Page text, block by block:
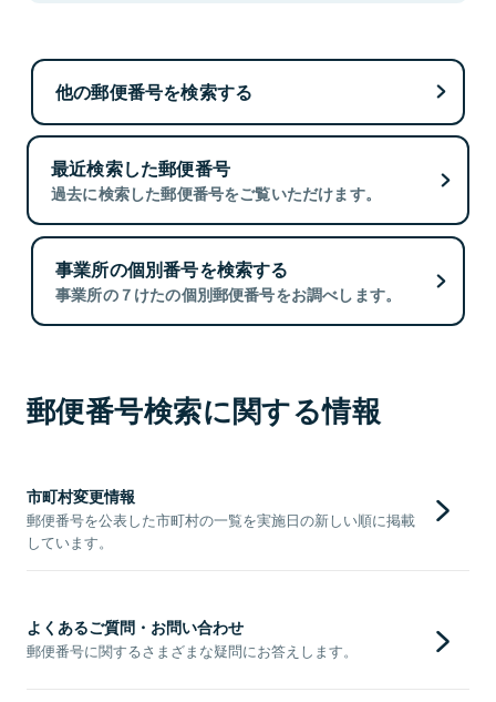
他の郵便番号を検索する
最近検索した郵便番号
過去に検索した郵便番号をご覧いただけます。
事業所の個別番号を検索する
事業所の７けたの個別郵便番号をお調べします。
郵便番号検索に関する情報
市町村変更情報
郵便番号を公表した市町村の一覧を実施日の新しい順に掲載
しています。
よくあるご質問・お問い合わせ
郵便番号に関するさまざまな疑問にお答えします。